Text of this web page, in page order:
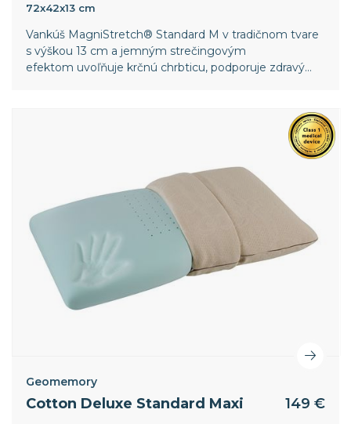
72x42x13 cm
Vankúš MagniStretch® Standard M v tradičnom tvare
s výškou 13 cm a jemným strečingovým
efektom uvoľňuje krčnú chrbticu, podporuje zdravý
zabezpečujú priedušnosť a príjemné ochladenie pre
Geomemory
Cotton Deluxe Standard Maxi 149 €